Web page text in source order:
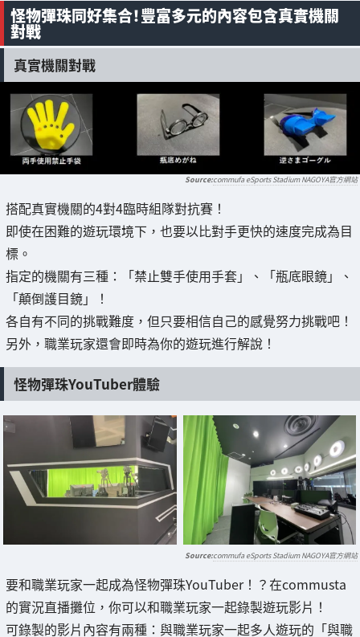
怪物彈珠同好集合！豐富多元的內容包含真實機關
對戰
真實機關對戰
commufa eSports Stadium NAGOYA官方網站
搭配真實機關的4對4臨時組隊對抗賽！
即使在困難的遊玩環境下，也要以比對手更快的速度完成為目
標。
指定的機關有三種：「禁止雙手使用手套」、「瓶底眼鏡」、
「顛倒護目鏡」！
各自有不同的挑戰難度，但只要相信自己的感覺努力挑戰吧！
另外，職業玩家還會即時為你的遊玩進行解說！
怪物彈珠YouTuber體驗
commufa eSports Stadium NAGOYA官方網站
要和職業玩家一起成為怪物彈珠YouTuber！？在commusta
的實況直播攤位，你可以和職業玩家一起錄製遊玩影片！
可錄製的影片內容有兩種：與職業玩家一起多人遊玩的「與職